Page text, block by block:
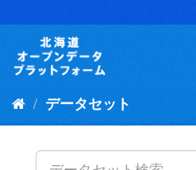
キ
データセット